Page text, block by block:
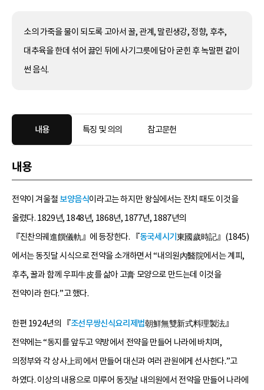
소의 가죽을 물이 되도록 고아서 꿀, 관계, 말린생강, 정향, 후추,
대추육을 한데 섞어 끓인 뒤에 사기그릇에 담아 굳힌 후 녹말편 같이
썬 음식.
내용 특징 및 의의 참고문헌
내용
전약이 겨울철 보양음식이라고는 하지만 왕실에서는 잔치 때도 이것을
올렸다. 1829년, 1848년, 1868년, 1877년, 1887년의
『진찬의궤進饌儀軌』에 등장한다. 『동국세시기 東國歲時記』(1845)
에서는 동짓달 시식으로 전약을 소개하면서 “내의원內醫院에서는 계피,
후추, 꿀과 함께 우피牛皮를 삶아 고膏 모양으로 만드는데 이것을
전약이라 한다.”고 했다.
한편 1924년의 『조선무쌍신식요리제법朝鮮無雙新式料理製法』
전약에는 “동지를 앞두고 약방에서 전약을 만들어 나라에 바치며,
의정부와 각 상사上司에서 만들어 대신과 여러 관원에게 선사한다.”고
하였다. 이상의 내용으로 미루어 동짓날 내의원에서 전약을 만들어 나라에